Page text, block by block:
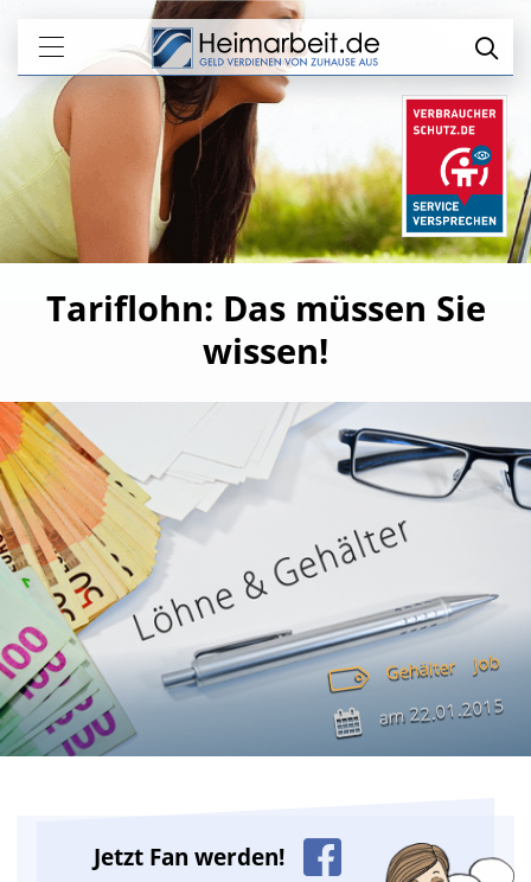
Tariflohn: Das müssen Sie
wissen!
Gehälter Job
am22.01.2015
Jetzt Fan werden!